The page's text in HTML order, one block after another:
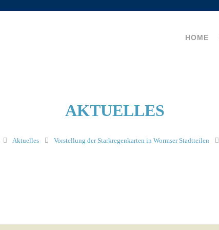
HOME
AKTUELLES
Aktuelles Vorstellung der Starkregenkarten in Wormser Stadtteilen